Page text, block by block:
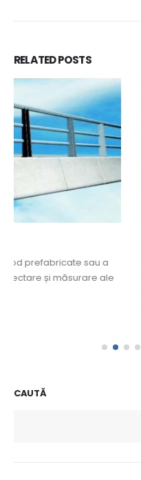
RELATEDPOSTS
Linie completa –
infrastructura
In mod normal aceasta
o pot folosi de diferite
CAUTĂ